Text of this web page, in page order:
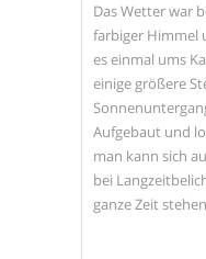
Das Wetter war
farbiger Himmel
es einmal ums
einige größere
Aufgebaut und
man kann sich
bei
ganze Zeit